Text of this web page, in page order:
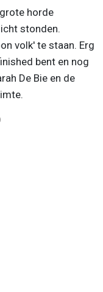
horde
stonden.
volk' te staan. Erg
bent en nog
De Bie en de